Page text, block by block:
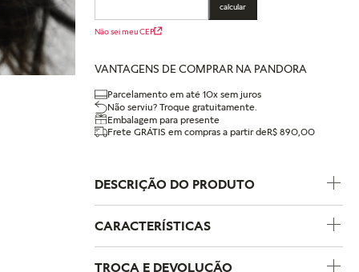
calcular
Não sei meu CEP
VANTAGENS DE COMPRAR NA PANDORA
Parcelamento em até 10x sem juros
Não serviu? Troque gratuitamente.
Embalagem para presente
Frete GRÁTIS em compras a partir deR$ 890,00
DESCRIÇÃO DO PRODUTO
CARACTERÍSTICAS
TROCA E DEVOLUÇÃO